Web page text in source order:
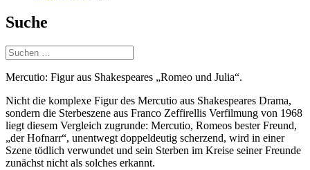
Suche
Suchen
nach:
Mercutio: Figur aus Shakespeares „Romeo und Julia“.
Nicht die komplexe Figur des Mercutio aus Shakespeares Drama,
sondern die Sterbeszene aus Franco Zeffirellis Verfilmung von 1968
liegt diesem Vergleich zugrunde: Mercutio, Romeos bester Freund,
„der Hofnarr“, unentwegt doppeldeutig scherzend, wird in einer
Szene tödlich verwundet und sein Sterben im Kreise seiner Freunde
zunächst nicht als solches erkannt.